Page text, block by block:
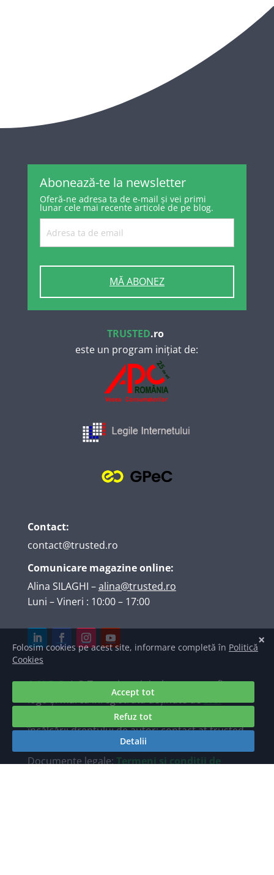
Abonează-te la newsletter
Oferă-ne adresa ta de e-mail și vei primi
lunar cele mai recente articole de pe blog.
MĂ ABONEZ
TRUSTED.ro
este un program inițiat de:
Contact:
contact@trusted.ro
Comunicare magazine online:
Alina SILAGHI –alina@trusted.ro
Luni – Vineri : 10:00 – 17:00
A.N.P.C.| © Texte, imagini, elemente grafice,
logo și marcă înregistrată deținute deS.C.
TRUSTED INTERNET SRL. Raportări ale
încălcării dreptului de autor: contact at trusted
Documente legale:Termeni și condiții de